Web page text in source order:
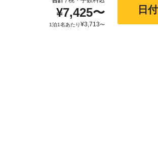
¥7,425〜
1泊1名あたり¥3,713〜
日